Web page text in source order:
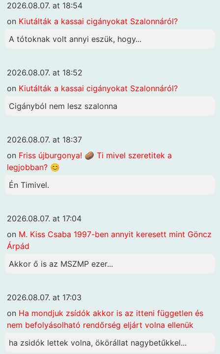
2026.08.07. at 18:54
on Kiutálták a kassai cigányokat Szalonnáról?
A tótoknak volt annyi eszük, hogy...
2026.08.07. at 18:52
on Kiutálták a kassai cigányokat Szalonnáról?
Cigányból nem lesz szalonna
2026.08.07. at 18:37
on Friss újburgonya! 🥔 Ti mivel szeretitek a
legjobban? 😊
Én Timivel.
2026.08.07. at 17:04
on M. Kiss Csaba 1997-ben annyit keresett mint Göncz
Árpád
Akkor ő is az MSZMP ezer...
2026.08.07. at 17:03
on Ha mondjuk zsídók akkor is az itteni független és
nem befolyásolható rendőrség eljárt volna ellenük
ha zsidók lettek volna, ökörállat nagybetűkkel...